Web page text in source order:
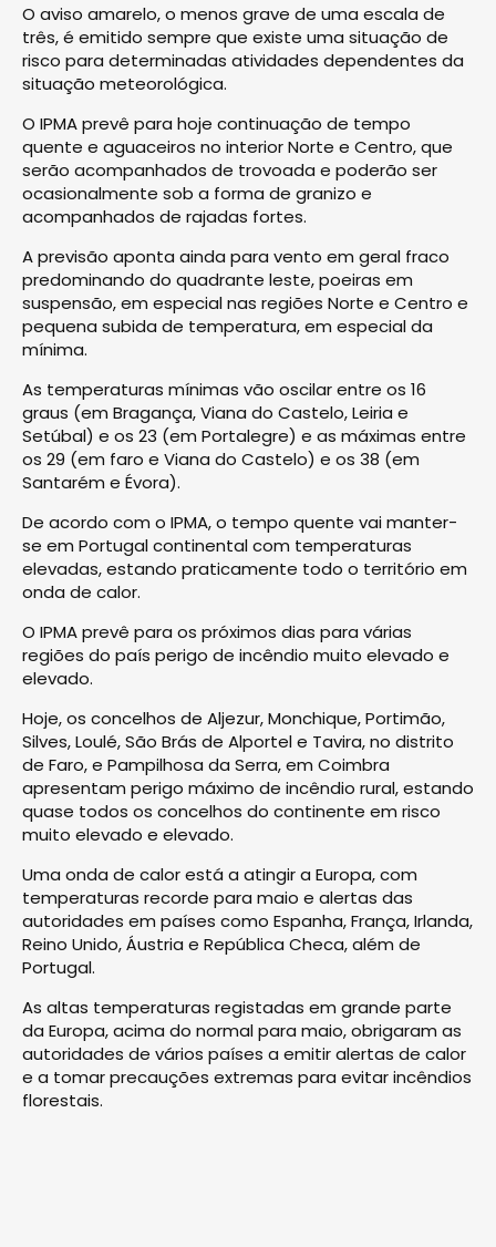
O aviso amarelo, o menos grave de uma escala de
três, é emitido sempre que existe uma situação de
risco para determinadas atividades dependentes da
situação meteorológica.
O IPMA prevê para hoje continuação de tempo
quente e aguaceiros no interior Norte e Centro, que
serão acompanhados de trovoada e poderão ser
ocasionalmente sob a forma de granizo e
acompanhados de rajadas fortes.
A previsão aponta ainda para vento em geral fraco
predominando do quadrante leste, poeiras em
suspensão, em especial nas regiões Norte e Centro e
pequena subida de temperatura, em especial da
mínima.
As temperaturas mínimas vão oscilar entre os 16
graus (em Bragança, Viana do Castelo, Leiria e
Setúbal) e os 23 (em Portalegre) e as máximas entre
os 29 (em faro e Viana do Castelo) e os 38 (em
Santarém e Évora).
De acordo com o IPMA, o tempo quente vai manter-
se em Portugal continental com temperaturas
elevadas, estando praticamente todo o território em
onda de calor.
O IPMA prevê para os próximos dias para várias
regiões do país perigo de incêndio muito elevado e
elevado.
Hoje, os concelhos de Aljezur, Monchique, Portimão,
Silves, Loulé, São Brás de Alportel e Tavira, no distrito
de Faro, e Pampilhosa da Serra, em Coimbra
apresentam perigo máximo de incêndio rural, estando
quase todos os concelhos do continente em risco
muito elevado e elevado.
Uma onda de calor está a atingir a Europa, com
temperaturas recorde para maio e alertas das
autoridades em países como Espanha, França, Irlanda,
Reino Unido, Áustria e República Checa, além de
Portugal.
As altas temperaturas registadas em grande parte
da Europa, acima do normal para maio, obrigaram as
autoridades de vários países a emitir alertas de calor
e a tomar precauções extremas para evitar incêndios
florestais.